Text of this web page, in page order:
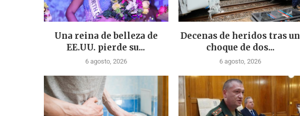
Una reina de belleza de
EE.UU. pierde su...
6 agosto, 2026
Decenas de heridos tras un
choque de dos...
6 agosto, 2026